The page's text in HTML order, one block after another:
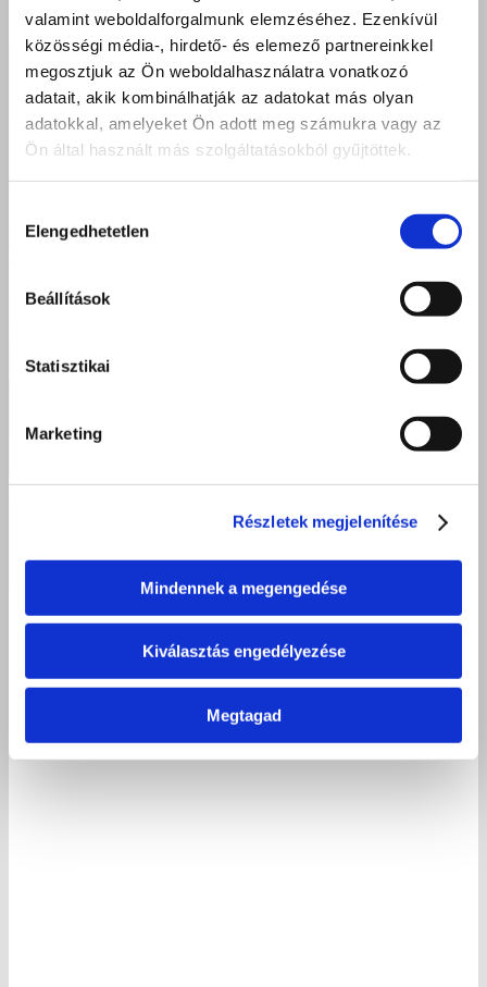
valamint weboldalforgalmunk elemzéséhez. Ezenkívül
közösségi média-, hirdető- és elemező partnereinkkel
megosztjuk az Ön weboldalhasználatra vonatkozó
adatait, akik kombinálhatják az adatokat más olyan
adatokkal, amelyeket Ön adott meg számukra vagy az
Ön által használt más szolgáltatásokból gyűjtöttek.
kiválasztása
Elengedhetetlen
Beállítások
Statisztikai
Marketing
Részletek megjelenítése
Mindennek a megengedése
Kiválasztás engedélyezése
Megtagad
Debreceni gyereknap: diákjaink aktívan segítették a gyermeknapi